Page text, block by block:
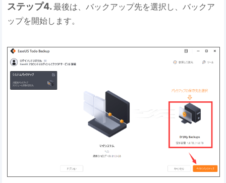
ステップ4.最後は、バックアップ先を選択し、バックア
ップを開始します。